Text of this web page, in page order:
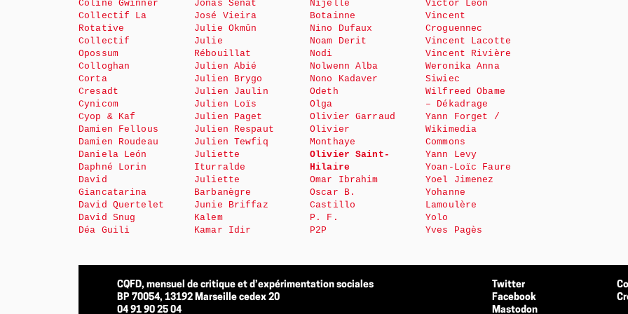
Coline Gwinner
Collectif La
Rotative
Collectif
Opossum
Colloghan
Corta
Cresadt
Cynicom
Cyop & Kaf
Damien Fellous
Damien Roudeau
Daniela León
Daphné Lorin
David
Giancatarina
David Quertelet
David Snug
Déa Guili
Jonas Sénat
José Vieira
Julie Okmûn
Julie
Rébouillat
Julien Abié
Julien Brygo
Julien Jaulin
Julien Loïs
Julien Paget
Julien Respaut
Julien Tewfiq
Juliette
Iturralde
Juliette
Barbanègre
Junie Briffaz
Kalem
Kamar Idir
Nijelle
Botainne
Nino Dufaux
Noam Derit
Nodi
Nolwenn Alba
Nono Kadaver
Odeth
Olga
Olivier Garraud
Olivier
Monthaye
Olivier Saint-
Hilaire
Omar Ibrahim
Oscar B.
Castillo
P. F.
P2P
Victor Leon
Vincent
Croguennec
Vincent Lacotte
Vincent Rivière
Weronika Anna
Siwiec
Wilfreed Obame
– Dékadrage
Yann Forget /
Wikimedia
Commons
Yann Levy
Yoan-Loïc Faure
Yoel Jimenez
Yohanne
Lamoulère
Yolo
Yves Pagès
CQFD, mensuel de critique et d’expérimentation sociales
BP 70054, 13192 Marseille cedex 20
04 91 90 25 04
Twitter
Facebook
Mastodon